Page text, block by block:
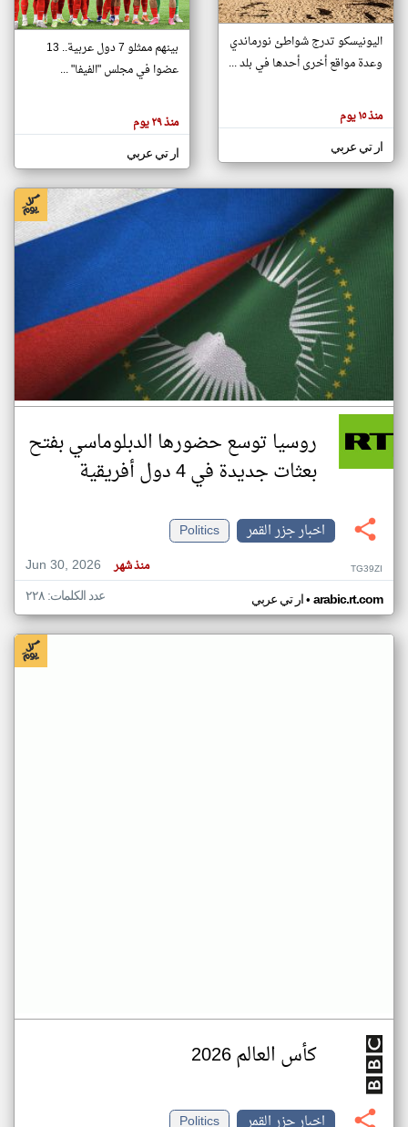
تغيير الدولة
اخبار جزر القمر على مدار الساعة
أهم اخبار جزر القمر العاجلة والمباشرة
هنا عن
وجهة
كاتبيها.
اليونيسكو تدرج شواطئ نورماندي
وعدة مواقع أخرى أحدها في بلد ...
منذ ١٥ يوم
ار تي عربي
بينهم ممثلو 7 دول عربية.. 13
عضوا في مجلس "الفيفا" ...
منذ ٢٩ يوم
ار تي عربي
روسيا توسع حضورها الدبلوماسي بفتح
بعثات جديدة في 4 دول أفريقية
اخبار جزر القمر
Politics
Jun 30, 2026
منذ شهر TG39ZI
ار تي عربي• arabic.rt.com عدد الكلمات: ٢٢٨
كأس العالم 2026
اخبار جزر القمر
Politics
klyoum.com